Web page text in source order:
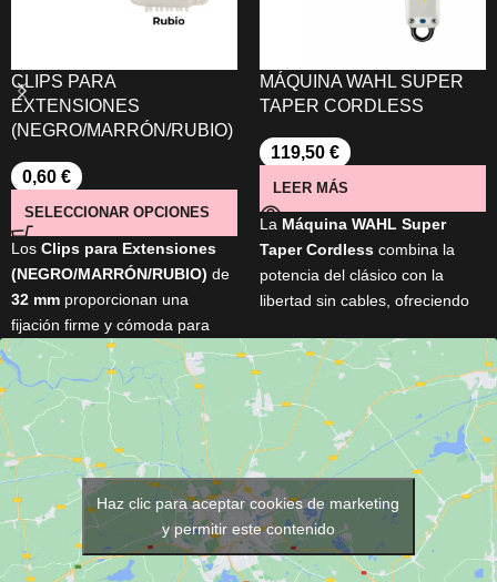
CLIPS PARA
EXTENSIONES
(NEGRO/MARRÓN/RUBIO)
0,60 €
SELECCIONAR OPCIONES
Los Clips para Extensiones
(NEGRO/MARRÓN/RUBIO) de
32 mm proporcionan una
fijación firme y cómoda para
extensiones y pelucas.
Fabricados enmetal con parte
trasera de silicona, incorporan
unpeine de 9 dientes
que
mejora el agarre sin dañar el
cabello. Disponibles ennegro,
marrón y rubio.
MÁQUINA WAHL SUPER
TAPER CORDLESS
119,50 €
LEER MÁS
La Máquina WAHL Super
Taper Cordless combina la
potencia del clásico con la
libertad sin cables, ofreciendo
cuchilla cromada ajustable y su
motor profesional de alto
rendimiento, ideal para uso
continuo en barberías.
Haz clic para aceptar cookies de marketing
y permitir este contenido